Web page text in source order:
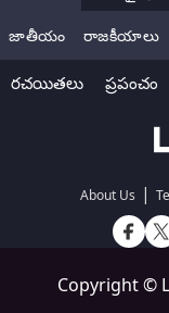
జాతీయం రాజకీయాలు
రచయితలు ప్రపంచం
About Us |
Copyright ©